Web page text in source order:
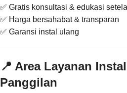
✅ Gratis konsultasi & edukasi
✅ Harga bersahabat & transparan
✅ Garansi instal ulang
📍 Area Layanan
Panggilan